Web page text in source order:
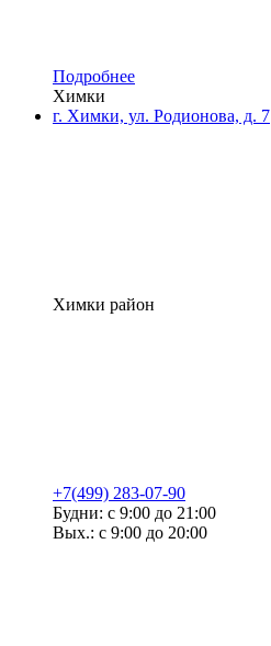
Подробнее
Химки
г. Химки, ул. Родионова, д. 7
Химки район
+7(499) 283-07-90
Будни: с 9:00 до 21:00
Вых.: с 9:00 до 20:00